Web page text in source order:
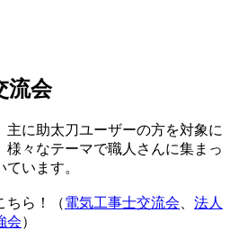
流会
主に助太刀ユーザーの方を対象に
様々なテーマで職人さんに集まっ
います。
ちら！（電気工事士交流会
法人
会）